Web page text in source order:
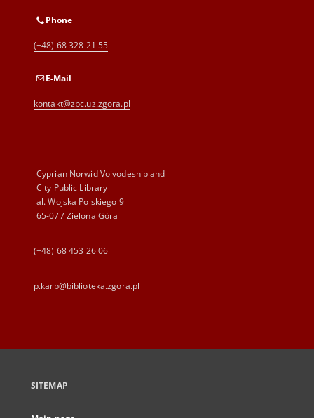
Phone
(+48) 68 328 21 55
E-Mail
kontakt@zbc.uz.zgora.pl
Cyprian Norwid Voivodeship and
City Public Library
al. Wojska Polskiego 9
65-077 Zielona Góra
(+48) 68 453 26 06
p.karp@biblioteka.zgora.pl
SITEMAP